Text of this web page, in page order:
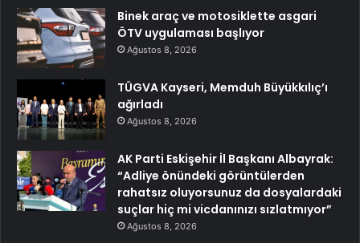
Binek araç ve motosiklette asgari
ÖTV uygulaması başlıyor
Ağustos 8, 2026
TÜGVA Kayseri, Memduh Büyükkılıç’ı
ağırladı
Ağustos 8, 2026
AK Parti Eskişehir İl Başkanı Albayrak:
“Adliye önündeki görüntülerden
rahatsız oluyorsunuz da dosyalardaki
suçlar hiç mi vicdanınızı sızlatmıyor”
Ağustos 8, 2026